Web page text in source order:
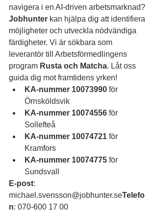
navigera i en AI-driven arbetsmarknad?
Jobhunter kan hjälpa dig att identifiera
möjligheter och utveckla nödvändiga
färdigheter. Vi är sökbara som
leverantör till Arbetsförmedlingens
program Rusta och Matcha. Låt oss
guida dig mot framtidens yrken!
KA-nummer 10073990 för
Örnsköldsvik
KA-nummer 10074556 för
Sollefteå
KA-nummer 10074721 för
Kramfors
KA-nummer 10074775 för
Sundsvall
E-post:
michael.svensson@jobhunter.seTelefo
n: 070-600 17 00